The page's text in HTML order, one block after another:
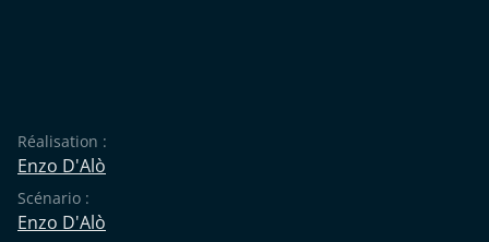
Réalisation :
Enzo D'Alò
Scénario :
Enzo D'Alò